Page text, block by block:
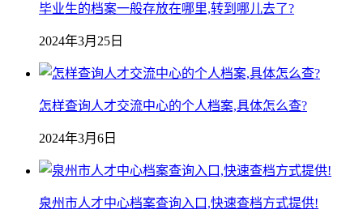
毕业生的档案一般存放在哪里,转到哪儿去了?
2024年3月25日
怎样查询人才交流中心的个人档案,具体怎么查?
2024年3月6日
泉州市人才中心档案查询入口,快速查档方式提供!